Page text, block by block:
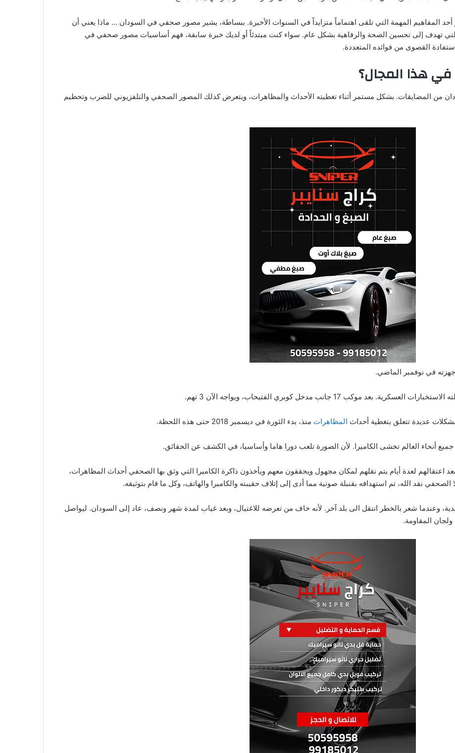
المهمة التي تلقى اهتماماً متزايداً في السنوات الأخيرة. ببساطة، يشير مصور صحفي في السودان … ماذا يعني أن
تهدف إلى تحسين الصحة والرفاهية بشكل عام. سواء كنت مبتدئاً أو لديك خبرة سابقة، فهم أساسيات مصور صحفي في
القصوى من فوائده المتعددة.
هذا المجال؟
المضايقات. بشكل مستمر أثناء تغطيته الأحداث والمظاهرات، ويتعرض كذلك المصور الصحفي والتلفزيوني للضرب وتحطيم
في نوفمبر الماضي.
موكب 17 جانب مدخل كوبري الفتيحاب، ويواجه الآن 3 تهم.
عديدة تتعلق بتغطية أحداث المظاهرات منذ، بدء الثورة في ديسمبر 2018 حتى هذه اللحظة.
جميع أنحاء العالم تخشى الكاميرا. لأن الصورة تلعب دورا هاما وأساسيا، في الكشف عن الحقائق.
اعتقالهم لعدة أيام يتم نقلهم لمكان مجهول ويحققون معهم ويأخذون ذاكرة الكاميرا التي وثق بها الصحفي أحداث المظاهرات،
نقد الله، تم استهدافه بقنبلة صوتية مما أدى إلى إتلاف حقيبته والكاميرا والهاتف، وكل ما قام بتوثيقه.
وعندما شعر بالخطر انتقل الى بلد آخر. لأنه خاف من تعرضه للاغتيال، وبعد غياب لمدة شهر ونصف، عاد إلى السودان. ليواصل
المقاومة.